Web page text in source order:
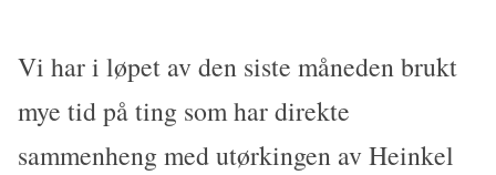
Vi har i løpet av den siste måneden brukt
mye tid på ting som har direkte
sammenheng med utørkingen av Heinkel